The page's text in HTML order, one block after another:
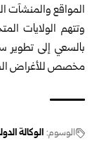
المواقع والمنشآت
وتتهم الولايات
بالسعي إلى تطوير
مخصص للأغراض
الوسوم:الوكالة